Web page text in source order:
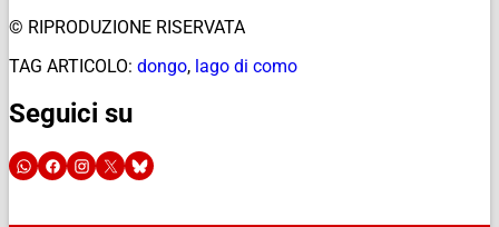
© RIPRODUZIONE RISERVATA
TAG ARTICOLO: dongo, lago di como
Seguici su